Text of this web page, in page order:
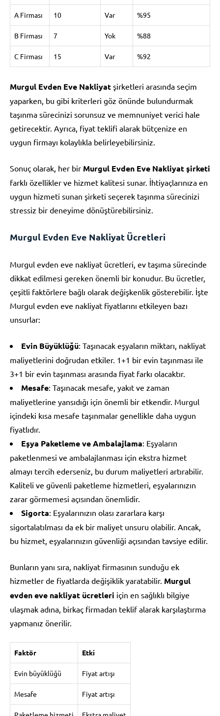
A Firması 10 Var %95
B Firması 7 Yok %88
C Firması 15 Var %92
Murgul Evden Eve Nakliyat şirketleri arasında seçim
yaparken, bu gibi kriterleri göz önünde bulundurmak
taşınma sürecinizi sorunsuz ve memnuniyet verici hale
getirecektir. Ayrıca, fiyat teklifi alarak bütçenize en
uygun firmayı kolaylıkla belirleyebilirsiniz.
Sonuç olarak, her bir Murgul Evden Eve Nakliyat şirketi
farklı özellikler ve hizmet kalitesi sunar. İhtiyaçlarınıza en
uygun hizmeti sunan şirketi seçerek taşınma sürecinizi
stressiz bir deneyime dönüştürebilirsiniz.
Murgul Evden Eve Nakliyat Ücretleri
Murgul evden eve nakliyat ücretleri, ev taşıma sürecinde
dikkat edilmesi gereken önemli bir konudur. Bu ücretler,
çeşitli faktörlere bağlı olarak değişkenlik gösterebilir. İşte
Murgul evden eve nakliyat fiyatlarını etkileyen bazı
unsurlar:
Evin Büyüklüğü: Taşınacak eşyaların miktarı, nakliyat
maliyetlerini doğrudan etkiler. 1+1 bir evin taşınması ile
3+1 bir evin taşınması arasında fiyat farkı olacaktır.
Mesafe: Taşınacak mesafe, yakıt ve zaman
maliyetlerine yansıdığı için önemli bir etkendir. Murgul
içindeki kısa mesafe taşınmalar genellikle daha uygun
fiyatlıdır.
Eşya Paketleme ve Ambalajlama: Eşyaların
paketlenmesi ve ambalajlanması için ekstra hizmet
almayı tercih ederseniz, bu durum maliyetleri artırabilir.
Kaliteli ve güvenli paketleme hizmetleri, eşyalarınızın
zarar görmemesi açısından önemlidir.
Sigorta: Eşyalarınızın olası zararlara karşı
sigortalatılması da ek bir maliyet unsuru olabilir. Ancak,
bu hizmet, eşyalarınızın güvenliği açısından tavsiye edilir.
Bunların yanı sıra, nakliyat firmasının sunduğu ek
hizmetler de fiyatlarda değişiklik yaratabilir. Murgul
evden eve nakliyat ücretleri için en sağlıklı bilgiye
ulaşmak adına, birkaç firmadan teklif alarak karşılaştırma
yapmanız önerilir.
Faktör Etki
Evin büyüklüğü Fiyat artışı
Mesafe Fiyat artışı